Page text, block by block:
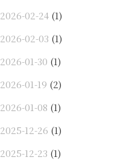
2026-02-24 (1)
2026-02-03 (1)
2026-01-30 (1)
2026-01-19 (2)
2026-01-08 (1)
2025-12-26 (1)
2025-12-23 (1)